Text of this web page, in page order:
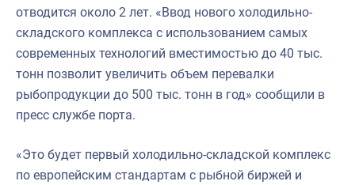
отводится около 2 лет. «Ввод нового холодильно-
складского комплекса с использованием самых
современных технологий вместимостью до 40 тыс.
тонн позволит увеличить объем перевалки
рыбопродукции до 500 тыс. тонн в год» сообщили в
пресс службе порта.
«Это будет первый холодильно-складской комплекс
по европейским стандартам с рыбной биржей и